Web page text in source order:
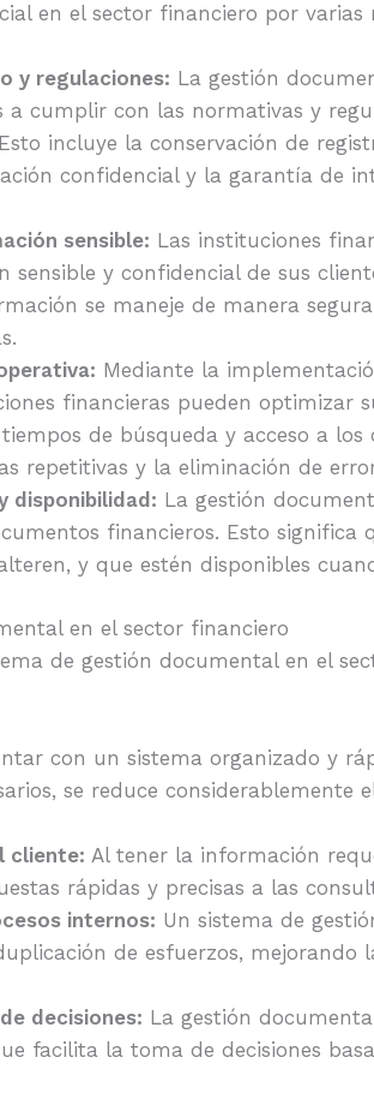
en el sector financiero por varias
y regulaciones: La gestión
a cumplir con las normativas y
incluye la conservación de
confidencial y la garantía de
sensible: Las instituciones
sensible y confidencial de sus
se maneje de manera
Mediante la
financieras pueden optimizar
de búsqueda y acceso a los
repetitivas y la eliminación de
disponibilidad: La gestión
financieros. Esto significa
y que estén disponibles
en el sector financiero
de gestión documental en el
con un sistema organizado y
se reduce considerablemente
cliente: Al tener la información
rápidas y precisas a las
internos: Un sistema de
de esfuerzos, mejorando
decisiones: La gestión
facilita la toma de decisiones